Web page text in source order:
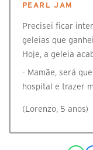
PEARL JAM
Precisei ficar
geleias que
Hoje, a geleia
- Mamãe, será
hospital e trazer
(Lorenzo, 5 anos)